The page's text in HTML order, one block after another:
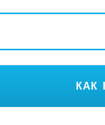
КАК